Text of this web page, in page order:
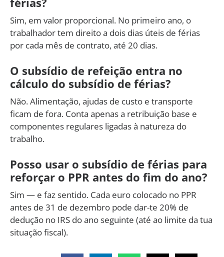
Sim, em valor proporcional. No primeiro ano, o
trabalhador tem direito a dois dias úteis de férias
por cada mês de contrato, até 20 dias.
O subsídio de refeição entra no
cálculo do subsídio de férias?
Não. Alimentação, ajudas de custo e transporte
ficam de fora. Conta apenas a retribuição base e
componentes regulares ligadas à natureza do
trabalho.
Posso usar o subsídio de férias para
reforçar o PPR antes do fim do ano?
Sim — e faz sentido. Cada euro colocado no PPR
antes de 31 de dezembro pode dar-te 20% de
dedução no IRS do ano seguinte (até ao limite da tua
situação fiscal).